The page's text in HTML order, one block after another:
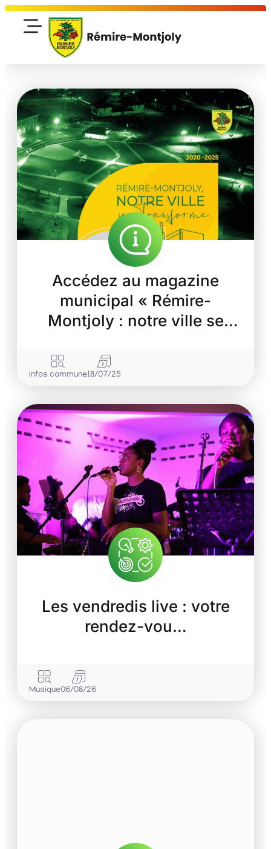
Accédez au magazine
municipal « Rémire-
Montjoly : notre ville se
Infos commune18/07/25
Les vendredis live : votre
rendez-vou…
Musique06/08/26